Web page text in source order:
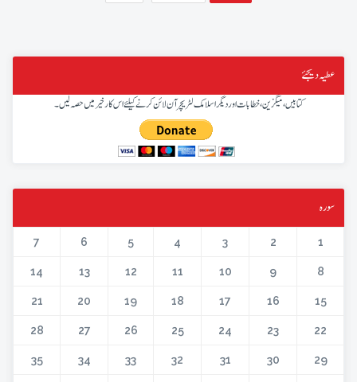
عطیہ دیجئے
کتابیں، میگزین، خطابات اور دیگر اسلامک لٹریچر آن لائن کرنے کیلئے اس کار خیر میں حصہ لیں۔
سورہ
1
2
3
4
5
6
7
8
9
10
11
12
13
14
15
16
17
18
19
20
21
22
23
24
25
26
27
28
29
30
31
32
33
34
35